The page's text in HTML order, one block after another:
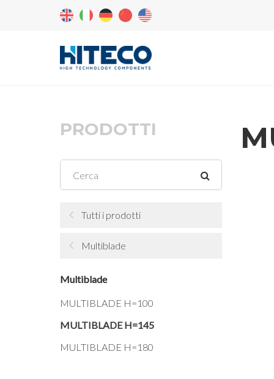
PRODOTTI
Tutti i prodotti
Multiblade
Multiblade
MULTIBLADE H=100
MULTIBLADE H=145
MULTIBLADE H=180